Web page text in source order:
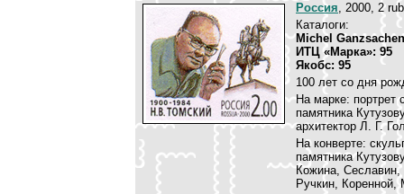
Россия, 2000, 2
Каталоги:
Michel
ИТЦ «Марка»: 95
Якобс: 95
100 лет со дня
На марке: портрет
памятника
архитектор Л. Г.
На конверте:
памятника
Кожина,
Ручкин, Коренной,